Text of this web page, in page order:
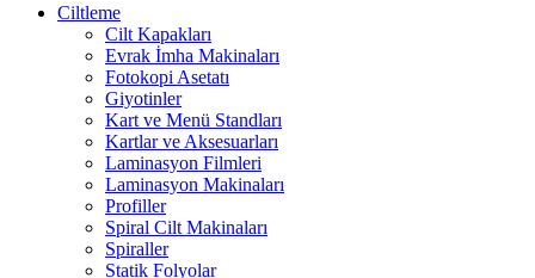
Ciltleme
Cilt Kapakları
Evrak İmha Makinaları
Fotokopi Asetatı
Giyotinler
Kart ve Menü Standları
Kartlar ve Aksesuarları
Laminasyon Filmleri
Laminasyon Makinaları
Profiller
Spiral Cilt Makinaları
Spiraller
Statik Folyolar